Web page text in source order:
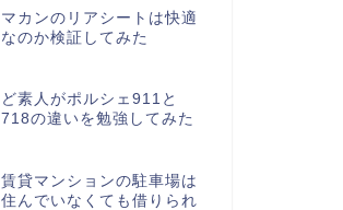
マカンのリアシートは快適
なのか検証してみた
ど素人がポルシェ911と
718の違いを勉強してみた
賃貸マンションの駐車場は
住んでいなくても借りられ